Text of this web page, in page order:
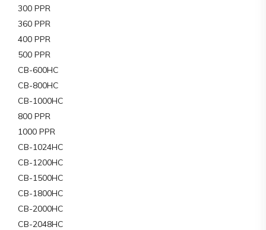
300 PPR
360 PPR
400 PPR
500 PPR
CB-600HC
CB-800HC
CB-1000HC
800 PPR
1000 PPR
CB-1024HC
CB-1200HC
CB-1500HC
CB-1800HC
CB-2000HC
CB-2048HC